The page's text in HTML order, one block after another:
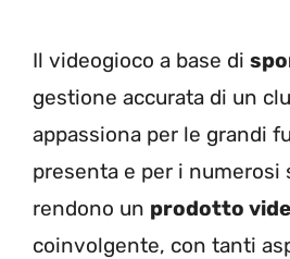
Il videogioco a base di
gestione accurata di un
appassiona per le grandi
presenta e per i
rendono un prodotto
coinvolgente, con tanti